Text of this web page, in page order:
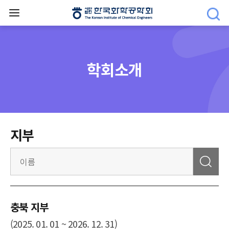
학회소개
지부
충북 지부
(2025. 01. 01 ~ 2026. 12. 31)